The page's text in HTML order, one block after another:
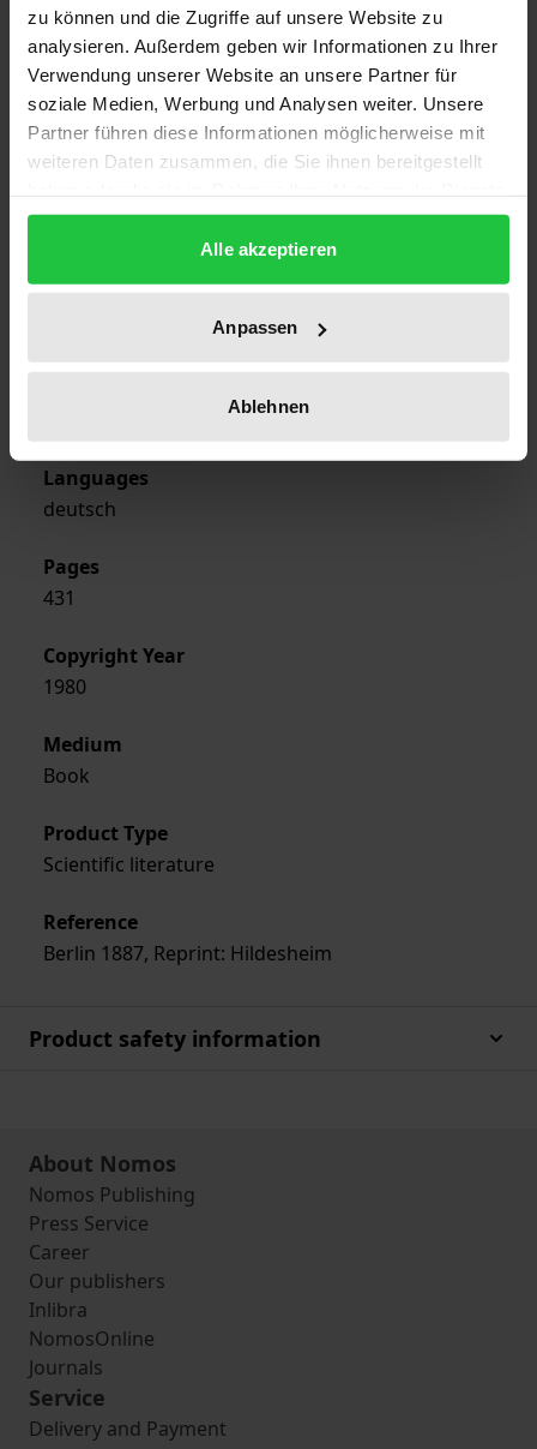
zu können und die Zugriffe auf unsere Website zu
analysieren. Außerdem geben wir Informationen zu Ihrer
Verwendung unserer Website an unsere Partner für
soziale Medien, Werbung und Analysen weiter. Unsere
Partner führen diese Informationen möglicherweise mit
weiteren Daten zusammen, die Sie ihnen bereitgestellt
gesammelt haben.
Alle akzeptieren
Anpassen
Ablehnen
Subtitle
Band 01: Allgemeines und Vorbereitendes
Publication Date
Jan 1, 1980
Year of Publication
Publisher
Georg Olms Verlag
Languages
deutsch
Pages
431
Copyright Year
1980
Medium
Book
Product Type
Scientific literature
Reference
Berlin 1887, Reprint: Hildesheim
Product safety information
About Nomos
Nomos Publishing
Press Service
Career
Our publishers
Inlibra
NomosOnline
Journals
Service
Delivery and Payment